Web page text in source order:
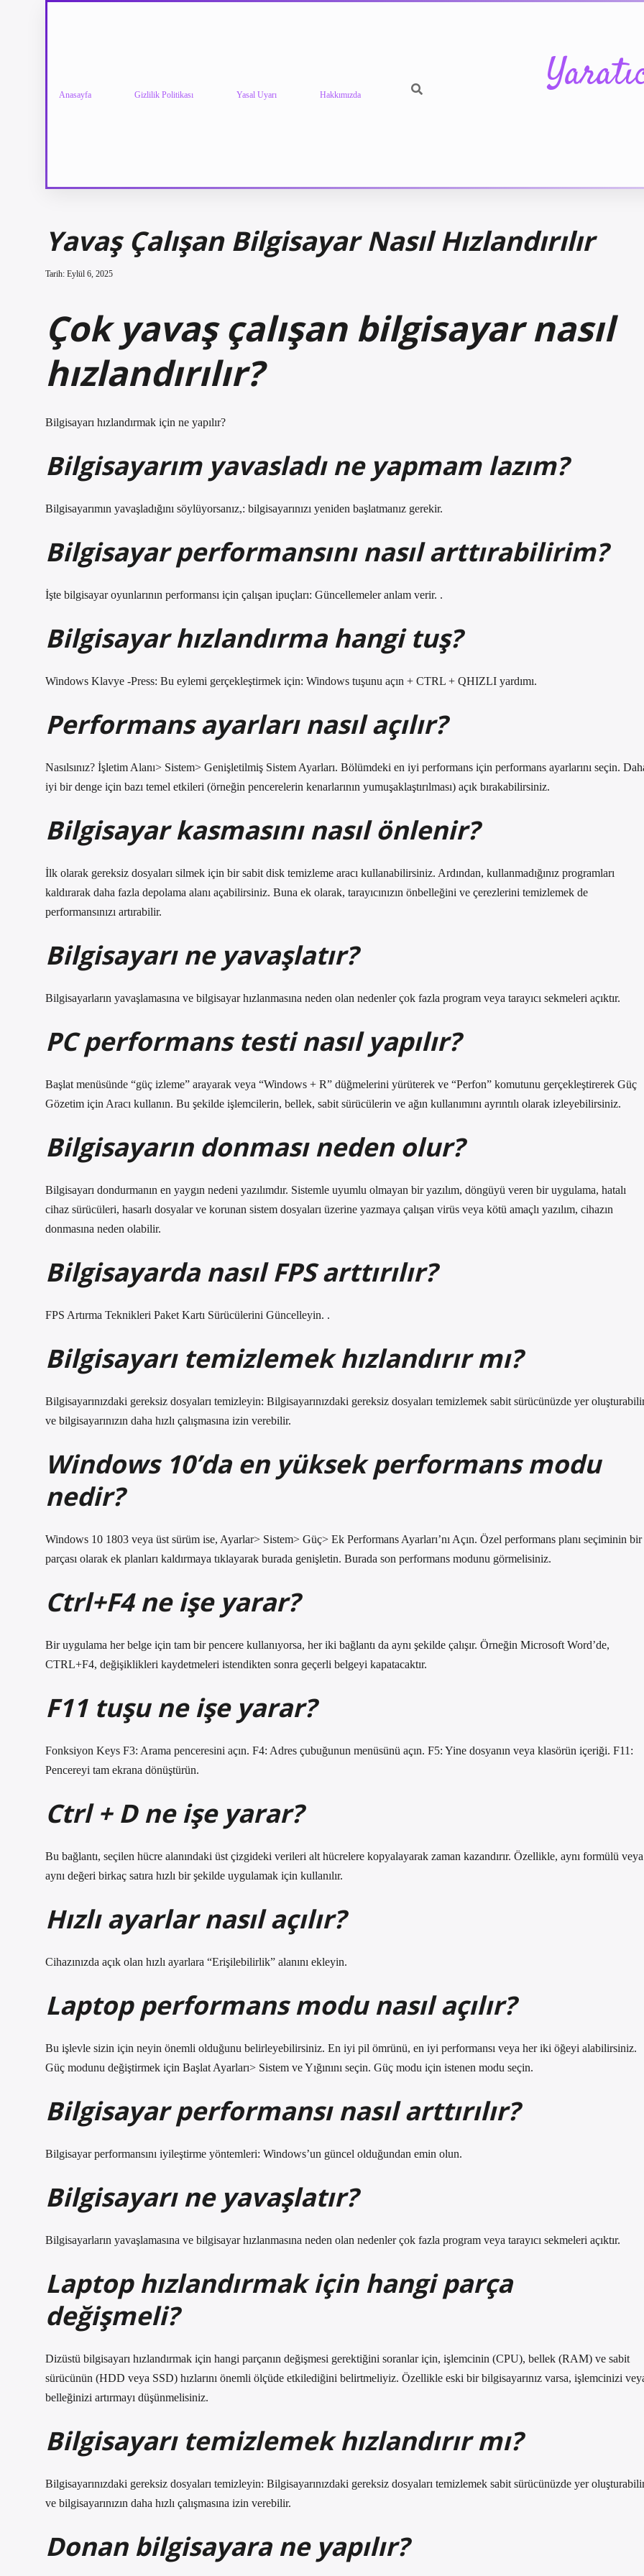
Anasayfa Gizlilik Politikası Yasal Uyarı Hakkımızda
Yavaş Çalışan Bilgisayar Nasıl Hızlandırılır
Tarih: Eylül 6, 2025
Çok yavaş çalışan bilgisayar nasıl
hızlandırılır?
Bilgisayarı hızlandırmak için ne yapılır?
Bilgisayarım yavasladı ne yapmam lazım?
Bilgisayarımın yavaşladığını söylüyorsanız,: bilgisayarınızı yeniden başlatmanız gerekir.
Bilgisayar performansını nasıl arttırabilirim?
İşte bilgisayar oyunlarının performansı için çalışan ipuçları: Güncellemeler anlam verir. .
Bilgisayar hızlandırma hangi tuş?
Windows Klavye -Press: Bu eylemi gerçekleştirmek için: Windows tuşunu açın + CTRL + QHIZLI yardımı.
Performans ayarları nasıl açılır?
Nasılsınız? İşletim Alanı> Sistem> Genişletilmiş Sistem Ayarları. Bölümdeki en iyi performans için performans ayarlarını seçin.
iyi bir denge için bazı temel etkileri (örneğin pencerelerin kenarlarının yumuşaklaştırılması) açık bırakabilirsiniz.
Bilgisayar kasmasını nasıl önlenir?
İlk olarak gereksiz dosyaları silmek için bir sabit disk temizleme aracı kullanabilirsiniz. Ardından, kullanmadığınız programları
kaldırarak daha fazla depolama alanı açabilirsiniz. Buna ek olarak, tarayıcınızın önbelleğini ve çerezlerini temizlemek de
performansınızı artırabilir.
Bilgisayarı ne yavaşlatır?
Bilgisayarların yavaşlamasına ve bilgisayar hızlanmasına neden olan nedenler çok fazla program veya tarayıcı sekmeleri açıktır.
PC performans testi nasıl yapılır?
Başlat menüsünde “güç izleme” arayarak veya “Windows + R” düğmelerini yürüterek ve “Perfon” komutunu gerçekleştirerek Güç
Gözetim için Aracı kullanın. Bu şekilde işlemcilerin, bellek, sabit sürücülerin ve ağın kullanımını ayrıntılı olarak izleyebilirsiniz.
Bilgisayarın donması neden olur?
Bilgisayarı dondurmanın en yaygın nedeni yazılımdır. Sistemle uyumlu olmayan bir yazılım, döngüyü veren bir uygulama, hatalı
cihaz sürücüleri, hasarlı dosyalar ve korunan sistem dosyaları üzerine yazmaya çalışan virüs veya kötü amaçlı yazılım, cihazın
donmasına neden olabilir.
Bilgisayarda nasıl FPS arttırılır?
FPS Artırma Teknikleri Paket Kartı Sürücülerini Güncelleyin. .
Bilgisayarı temizlemek hızlandırır mı?
Bilgisayarınızdaki gereksiz dosyaları temizleyin: Bilgisayarınızdaki gereksiz dosyaları temizlemek sabit sürücünüzde yer
ve bilgisayarınızın daha hızlı çalışmasına izin verebilir.
Windows 10’da en yüksek performans modu
nedir?
Windows 10 1803 veya üst sürüm ise, Ayarlar> Sistem> Güç> Ek Performans Ayarları’nı Açın. Özel performans planı seçiminin bir
parçası olarak ek planları kaldırmaya tıklayarak burada genişletin. Burada son performans modunu görmelisiniz.
Ctrl+F4 ne işe yarar?
Bir uygulama her belge için tam bir pencere kullanıyorsa, her iki bağlantı da aynı şekilde çalışır. Örneğin Microsoft Word’de,
CTRL+F4, değişiklikleri kaydetmeleri istendikten sonra geçerli belgeyi kapatacaktır.
F11 tuşu ne işe yarar?
Fonksiyon Keys F3: Arama penceresini açın. F4: Adres çubuğunun menüsünü açın. F5: Yine dosyanın veya klasörün içeriği. F11:
Pencereyi tam ekrana dönüştürün.
Ctrl + D ne işe yarar?
Bu bağlantı, seçilen hücre alanındaki üst çizgideki verileri alt hücrelere kopyalayarak zaman kazandırır. Özellikle, aynı formülü veya
aynı değeri birkaç satıra hızlı bir şekilde uygulamak için kullanılır.
Hızlı ayarlar nasıl açılır?
Cihazınızda açık olan hızlı ayarlara “Erişilebilirlik” alanını ekleyin.
Laptop performans modu nasıl açılır?
Bu işlevle sizin için neyin önemli olduğunu belirleyebilirsiniz. En iyi pil ömrünü, en iyi performansı veya her iki öğeyi alabilirsiniz.
Güç modunu değiştirmek için Başlat Ayarları> Sistem ve Yığınını seçin. Güç modu için istenen modu seçin.
Bilgisayar performansı nasıl arttırılır?
Bilgisayar performansını iyileştirme yöntemleri: Windows’un güncel olduğundan emin olun.
Bilgisayarı ne yavaşlatır?
Bilgisayarların yavaşlamasına ve bilgisayar hızlanmasına neden olan nedenler çok fazla program veya tarayıcı sekmeleri açıktır.
Laptop hızlandırmak için hangi parça
değişmeli?
Dizüstü bilgisayarı hızlandırmak için hangi parçanın değişmesi gerektiğini soranlar için, işlemcinin (CPU), bellek (RAM) ve sabit
sürücünün (HDD veya SSD) hızlarını önemli ölçüde etkilediğini belirtmeliyiz. Özellikle eski bir bilgisayarınız varsa, işlemcinizi
belleğinizi artırmayı düşünmelisiniz.
Bilgisayarı temizlemek hızlandırır mı?
Bilgisayarınızdaki gereksiz dosyaları temizleyin: Bilgisayarınızdaki gereksiz dosyaları temizlemek sabit sürücünüzde yer
ve bilgisayarınızın daha hızlı çalışmasına izin verebilir.
Donan bilgisayara ne yapılır?